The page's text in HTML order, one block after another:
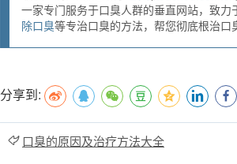
一家专门服务于口臭人群的垂直网站，致力
除口臭等专治口臭的方法，帮您彻底根治
分享到:
口臭的原因及治疗方法大全